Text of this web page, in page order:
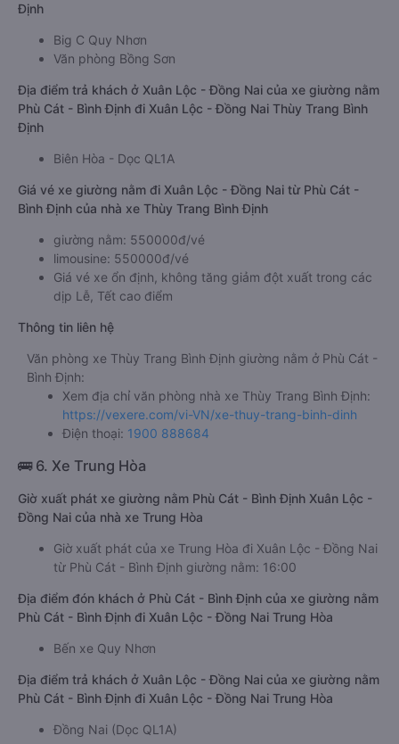
Địa điểm đón khách ở Phù Cát - Bình Định của xe giường nằm
Phù Cát - Bình Định đi Xuân Lộc - Đồng Nai Thùy Trang Bình
Big C Quy Nhơn
Địa điểm trả khách ở Xuân Lộc - Đồng Nai của xe giường nằm
Định
Giá vé xe giường nằm đi Xuân Lộc - Đồng Nai từ Phù Cát -
Bình Định của nhà xe Thùy Trang Bình Định
giường nằm: 550000đ/vé
limousine: 550000đ/vé
dịp Lễ, Tết cao điểm
Thông tin liên hệ
Văn phòng xe Thùy Trang Bình Định giường nằm ở Phù Cát -
Bình Định:
Xem địa chỉ văn phòng nhà xe Thùy Trang Bình Định:
https://vexere.com/vi-VN/xe-thuy-trang-binh-dinh
Điện thoại:1900 888684
🚌 6. Xe Trung Hòa
Giờ xuất phát xe giường nằm Phù Cát - Bình Định Xuân Lộc -
Giờ xuất phát của xe Trung Hòa đi Xuân Lộc - Đồng Nai
Phù Cát - Bình Định đi Xuân Lộc - Đồng Nai Trung Hòa